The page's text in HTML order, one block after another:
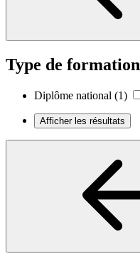
Type de formation
Diplôme national (1)
Afficher les résultats